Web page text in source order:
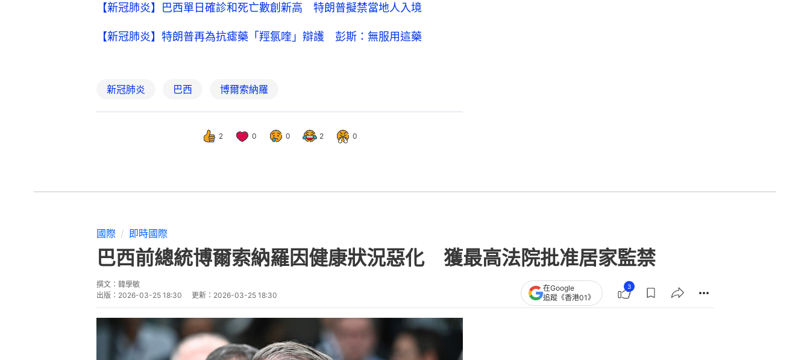
【新冠肺炎】巴西單日確診和死亡數創新高 特朗普擬禁當地人入境
【新冠肺炎】特朗普再為抗瘧藥「羥氯喹」辯護 彭斯：無服用這藥
新冠肺炎 巴西 博爾索納羅
2 0 0 2 0
國際 即時國際
巴西前總統博爾索納羅因健康狀況惡化 獲最高法院批准居家監禁
撰文： 韓學敏
出版： 2026-03-25 18:30 更新： 2026-03-25 18:30
在Google
追蹤《香港01》
3